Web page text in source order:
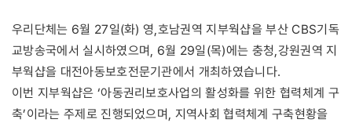
우리단체는 6월 27일(화) 영,호남권역 지부웍샵을 부산 CBS기독
교방송국에서 실시하였으며, 6월 29일(목)에는 충청,강원권역 지
부웍샵을 대전아동보호전문기관에서 개최하였습니다.
이번 지부웍샵은 ‘아동권리보호사업의 활성화를 위한 협력체계 구
축’이라는 주제로 진행되었으며, 지역사회 협력체계 구축현황을